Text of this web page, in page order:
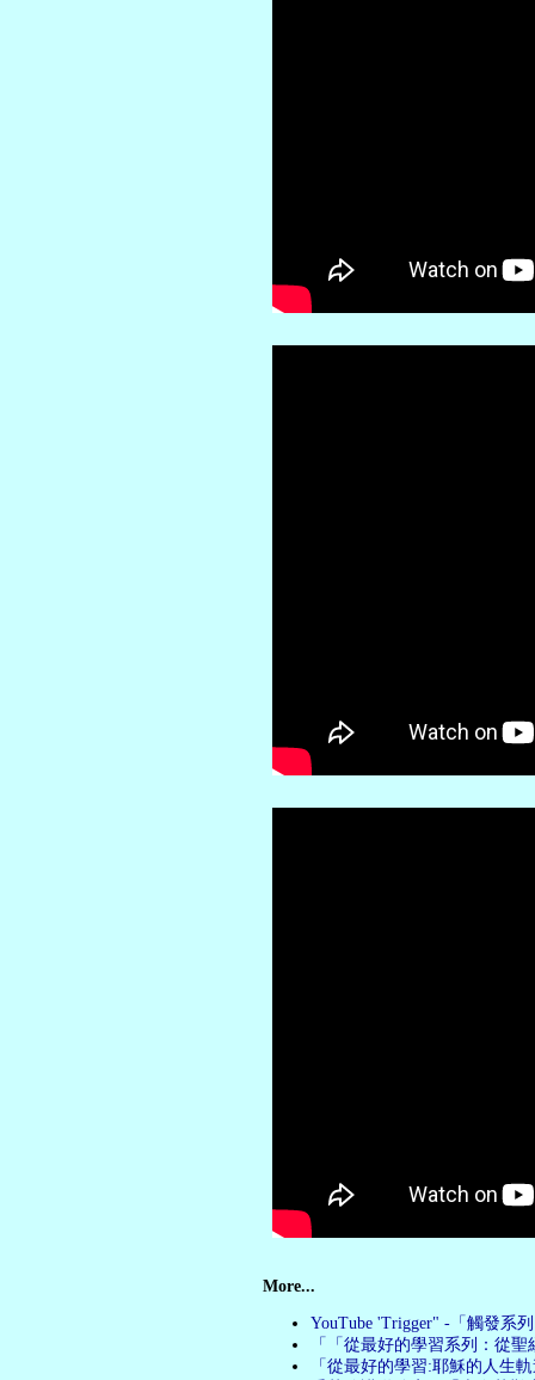
More...
YouTube 'Trigger" -「觸發系
「「從最好的學習系列：從
「從最好的學習:耶穌的人生